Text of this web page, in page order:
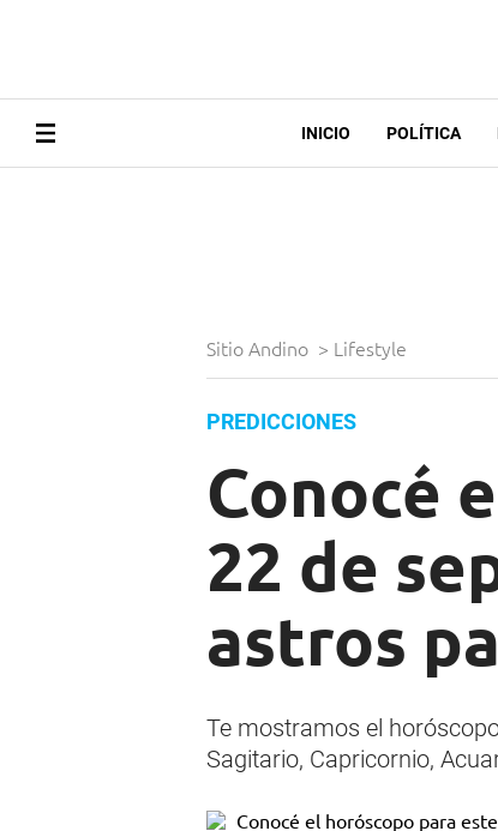
INICIO POLÍTICA
Sitio Andino > Lifestyle
PREDICCIONES
Conocé
22 de
astros
Te mostramos el
Sagitario, Capricornio,